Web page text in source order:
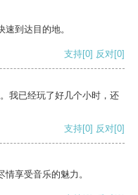
到达目的地。
支持[0] 反对[0]
我已经玩了好几个小时，还
支持[0] 反对[0]
享受音乐的魅力。